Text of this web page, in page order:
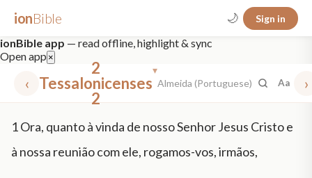
ionBible 🌙 Sign in
ionBible app — read offline, highlight & sync
Open app ×
‹
2
Tessalonicenses
2
▾
Almeida (Portuguese) Aa ›
✕
nt faith "peace that passeth" grace -law
1Ora, quanto à vinda de nosso Senhor Jesus Cristo e
à nossa reunião com ele, rogamos-vos, irmãos,